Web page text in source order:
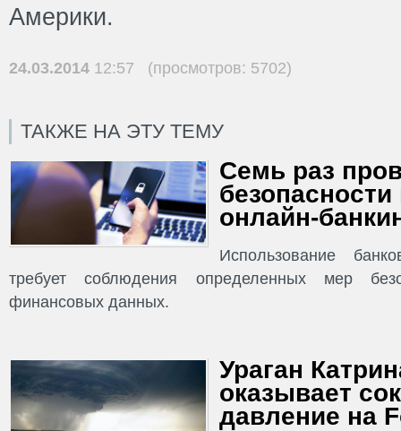
Америки.
24.03.2014 12:57 (просмотров: 5702)
ТАКЖЕ НА ЭТУ ТЕМУ
Семь раз
онлайн-
Использование
требует соблюдения определенных мер
финансовых данных.
Ураган
оказывает
давление на